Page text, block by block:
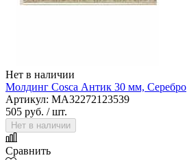
Нет в наличии
Молдинг Cosca Антик 30 мм, Серебро
Артикул: MA32272123539
505 руб. / шт.
Нет в наличии
Сравнить